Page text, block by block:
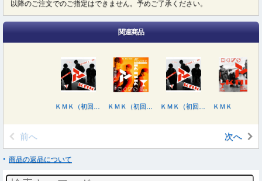
以降のご注文でのご指定はできません。予めご了承ください。
関連商品
ＫＭＫ
前へ 次へ
商品の返品について